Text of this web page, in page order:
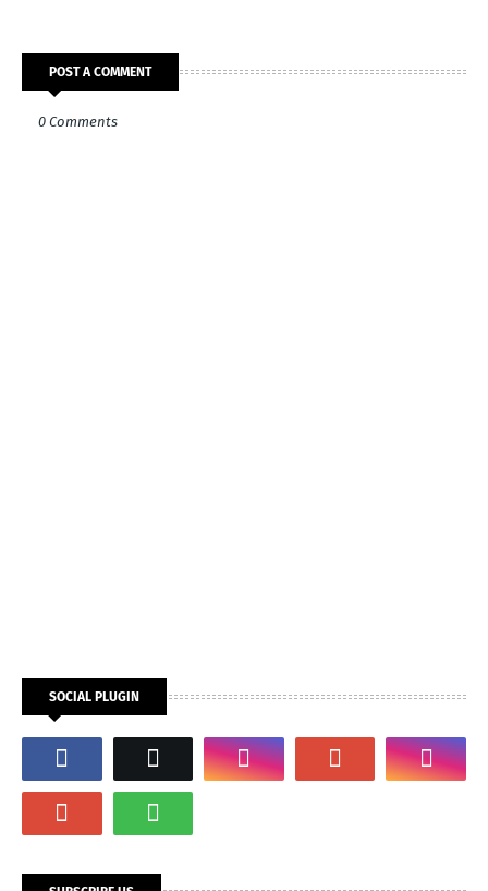
POST A COMMENT
0 Comments
SOCIAL PLUGIN